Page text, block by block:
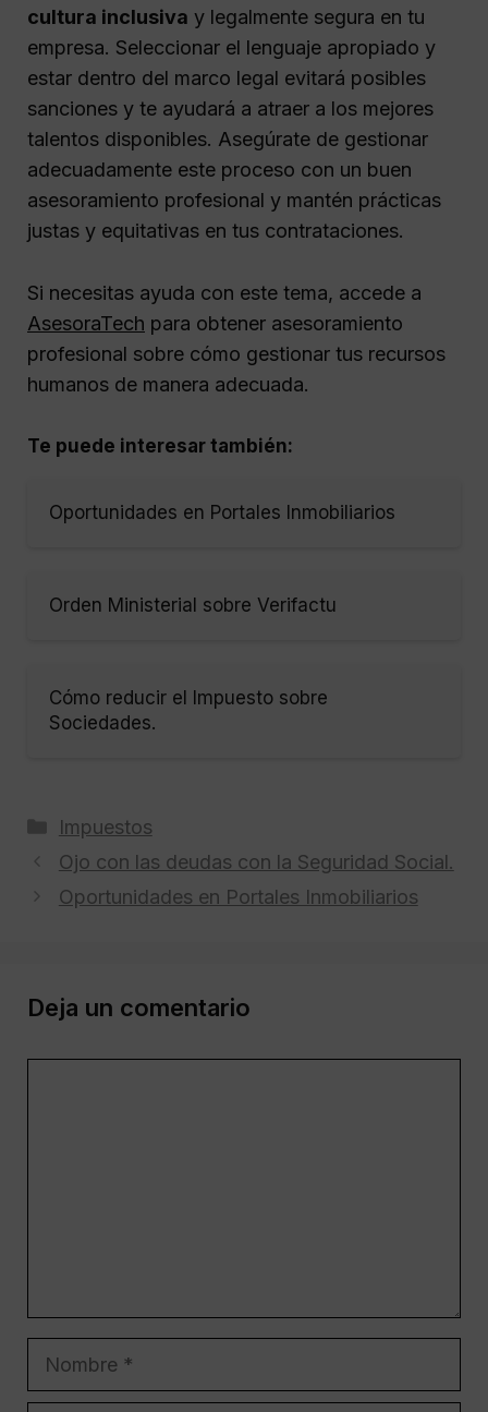
cultura inclusiva y legalmente segura en tu
empresa. Seleccionar el lenguaje apropiado y
estar dentro del marco legal evitará posibles
sanciones y te ayudará a atraer a los mejores
talentos disponibles. Asegúrate de gestionar
adecuadamente este proceso con un buen
asesoramiento profesional y mantén prácticas
justas y equitativas en tus contrataciones.
Si necesitas ayuda con este tema, accede a
AsesoraTech para obtener asesoramiento
profesional sobre cómo gestionar tus recursos
humanos de manera adecuada.
Te puede interesar también:
Oportunidades en Portales Inmobiliarios
Orden Ministerial sobre Verifactu
Cómo reducir el Impuesto sobre
Sociedades.
Categorías
Impuestos
Ojo con las deudas con la Seguridad Social.
Oportunidades en Portales Inmobiliarios
Deja un comentario